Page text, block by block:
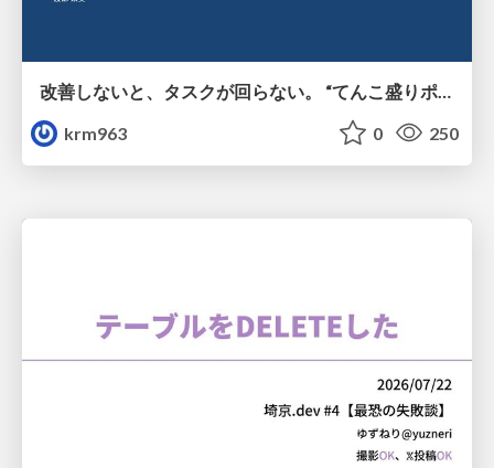
krm963
0 250